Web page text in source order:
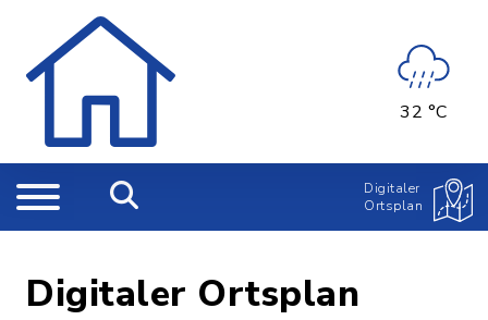
32 °C
Digitaler
Ortsplan
Digitaler Ortsplan